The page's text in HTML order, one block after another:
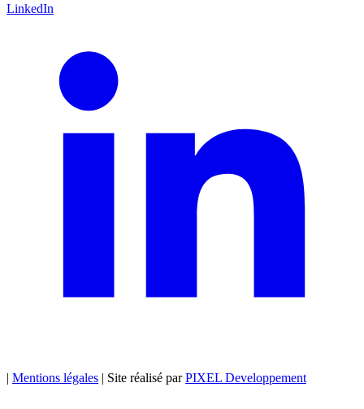
LinkedIn
| Mentions légales | Site réalisé parPIXEL Developpement